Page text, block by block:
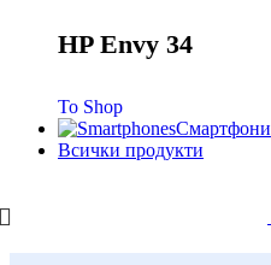
HP Envy 34
To Shop
Смартфони
Всички продукти